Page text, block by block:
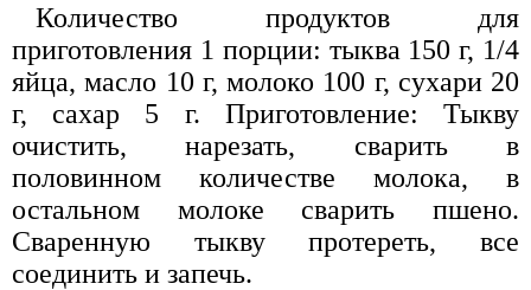
Количество продуктов для
приготовления 1 порции: тыква 150 г, 1/4
яйца, масло 10 г, молоко 100 г, сухари 20
г, сахар 5 г. Приготовление: Тыкву
очистить, нарезать, сварить в
половинном количестве молока, в
остальном молоке сварить пшено.
Сваренную тыкву протереть, все
соединить и запечь.